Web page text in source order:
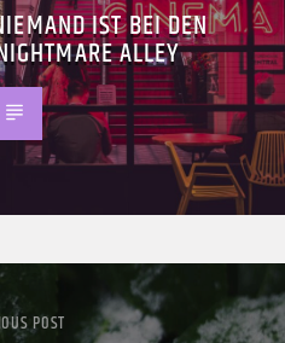
IST BEI DEN
ALLEY
POST